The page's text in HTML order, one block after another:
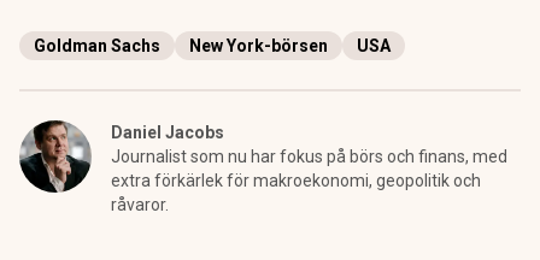
Goldman Sachs New York-börsen USA
Daniel Jacobs
Journalist som nu har fokus på börs och finans, med
extra förkärlek för makroekonomi, geopolitik och
råvaror.